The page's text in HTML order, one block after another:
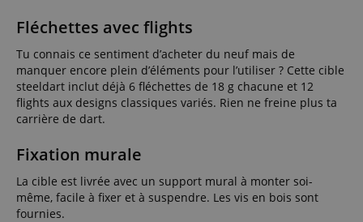
Fléchettes avec flights
Tu connais ce sentiment d’acheter du neuf mais de
manquer encore plein d’éléments pour l’utiliser ? Cette cible
steeldart inclut déjà 6 fléchettes de 18 g chacune et 12
flights aux designs classiques variés. Rien ne freine plus ta
carrière de dart.
Fixation murale
La cible est livrée avec un support mural à monter soi-
même, facile à fixer et à suspendre. Les vis en bois sont
fournies.